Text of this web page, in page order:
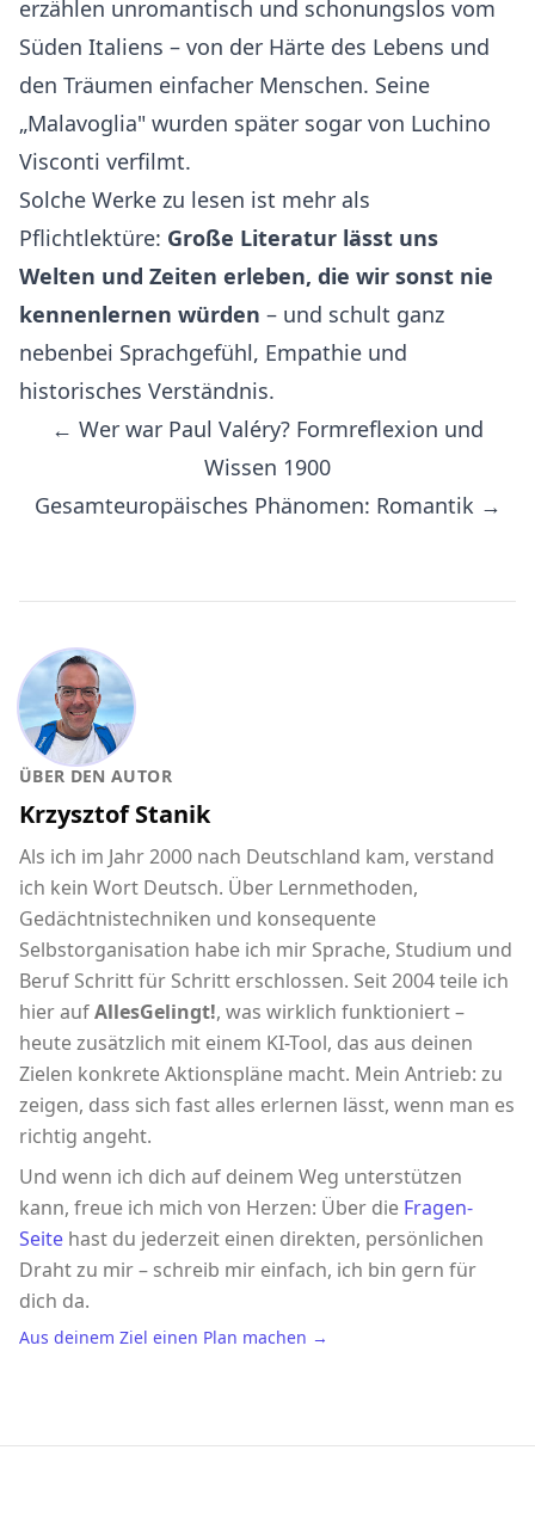
erzählen unromantisch und schonungslos vom
Süden Italiens – von der Härte des Lebens und
den Träumen einfacher Menschen. Seine
„Malavoglia" wurden später sogar von Luchino
Visconti verfilmt.
Solche Werke zu lesen ist mehr als
Pflichtlektüre: Große Literatur lässt uns
Welten und Zeiten erleben, die wir sonst nie
kennenlernen würden – und schult ganz
nebenbei Sprachgefühl, Empathie und
historisches Verständnis.
← Wer war Paul Valéry? Formreflexion und
Wissen 1900
Gesamteuropäisches Phänomen: Romantik →
ÜBER DEN AUTOR
Krzysztof Stanik
Als ich im Jahr 2000 nach Deutschland kam, verstand
ich kein Wort Deutsch. Über Lernmethoden,
Gedächtnistechniken und konsequente
Selbstorganisation habe ich mir Sprache, Studium und
Beruf Schritt für Schritt erschlossen. Seit 2004 teile ich
hier aufAllesGelingt!, was wirklich funktioniert –
heute zusätzlich mit einem KI-Tool, das aus deinen
Zielen konkrete Aktionspläne macht. Mein Antrieb: zu
zeigen, dass sich fast alles erlernen lässt, wenn man es
richtig angeht.
Und wenn ich dich auf deinem Weg unterstützen
kann, freue ich mich von Herzen: Über die Fragen-
Seite hast du jederzeit einen direkten, persönlichen
Draht zu mir – schreib mir einfach, ich bin gern für
dich da.
Aus deinem Ziel einen Plan machen →